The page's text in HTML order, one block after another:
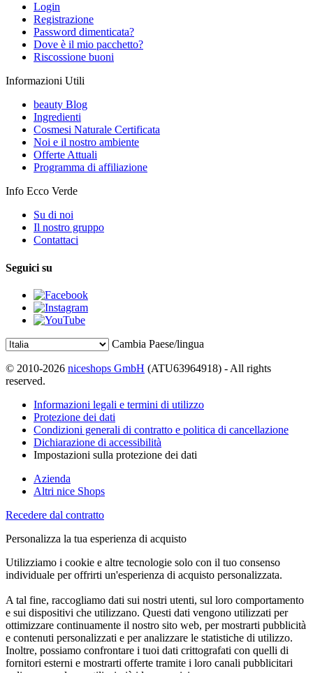
Login
Registrazione
Password dimenticata?
Dove è il mio pacchetto?
Riscossione buoni
Informazioni Utili
beauty Blog
Ingredienti
Cosmesi Naturale Certificata
Noi e il nostro ambiente
Offerte Attuali
Programma di affiliazione
Info Ecco Verde
Su di noi
Il nostro gruppo
Contattaci
Seguici su
Cambia Paese/lingua
© 2010-2026 niceshops GmbH (ATU63964918) - All rights
reserved.
Informazioni legali e termini di utilizzo
Protezione dei dati
Condizioni generali di contratto e politica di cancellazione
Dichiarazione di accessibilità
Impostazioni sulla protezione dei dati
Azienda
Altri nice Shops
Recedere dal contratto
Personalizza la tua esperienza di acquisto
Utilizziamo i cookie e altre tecnologie solo con il tuo consenso
individuale per offrirti un'esperienza di acquisto personalizzata.
A tal fine, raccogliamo dati sui nostri utenti, sul loro comportamento
e sui dispositivi che utilizzano. Questi dati vengono utilizzati per
ottimizzare continuamente il nostro sito web, per mostrarti pubblicità
e contenuti personalizzati e per analizzare le statistiche di utilizzo.
Inoltre, possiamo confrontare i tuoi dati crittografati con quelli di
fornitori esterni e mostrarti offerte tramite i loro canali pubblicitari